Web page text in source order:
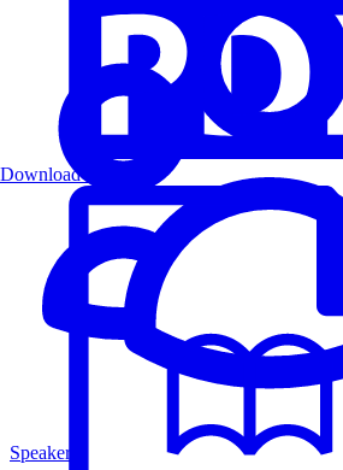
Speakers
Download PDF